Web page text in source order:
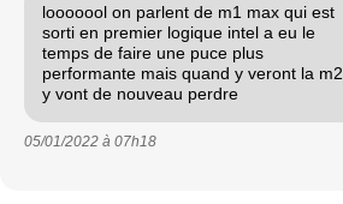
looooool on parlent de m1 max qui est
sorti en premier logique intel a eu le
temps de faire une puce plus
performante mais quand y veront la m2
y vont de nouveau perdre
05/01/2022 à 07h18